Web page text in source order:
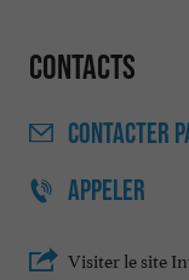
Contacts
CONTACTER
APPELER
Visiter le site